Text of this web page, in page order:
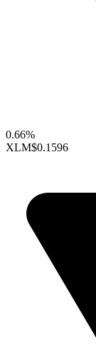
0.66%
XLM$0.1596